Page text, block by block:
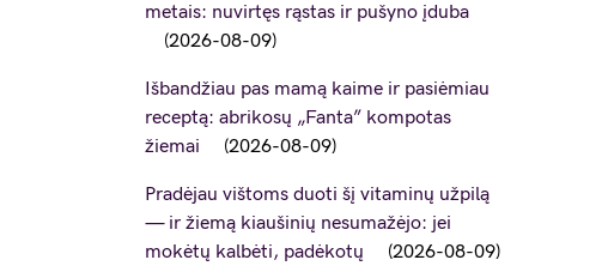
metais: nuvirtęs rąstas ir pušyno įduba
2026-08-09
Išbandžiau pas mamą kaime ir pasiėmiau
receptą: abrikosų „Fanta” kompotas
žiemai
2026-08-09
Pradėjau vištoms duoti šį vitaminų užpilą
— ir žiemą kiaušinių nesumažėjo: jei
mokėtų kalbėti, padėkotų
2026-08-09